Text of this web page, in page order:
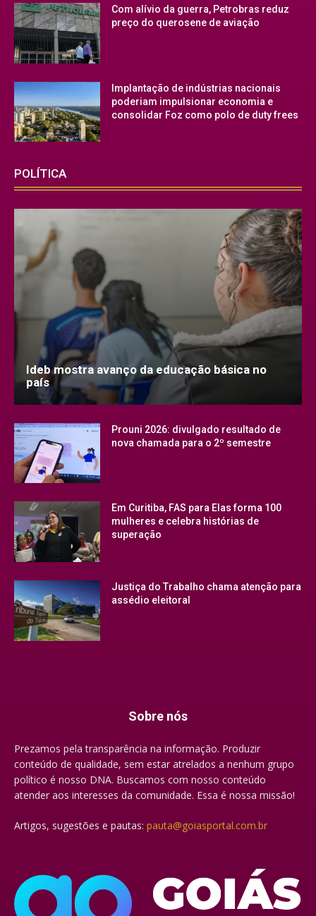
Com alívio da guerra, Petrobras reduz
preço do querosene de aviação
Implantação de indústrias nacionais
poderiam impulsionar economia e
consolidar Foz como polo de duty frees
POLÍTICA
Ideb mostra avanço da educação básica no
país
Prouni 2026: divulgado resultado de
nova chamada para o 2º semestre
Em Curitiba, FAS para Elas forma 100
mulheres e celebra histórias de
superação
Justiça do Trabalho chama atenção para
assédio eleitoral
Sobre nós
Prezamos pela transparência na informação. Produzir
conteúdo de qualidade, sem estar atrelados a nenhum grupo
político é nosso DNA. Buscamos com nosso conteúdo
atender aos interesses da comunidade. Essa é nossa missão!
Artigos, sugestões e pautas: pauta@goiasportal.com.br